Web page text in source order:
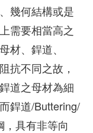
幾何結構或是
需要相當高之
材、銲道、
抗不同之故，
道之母材為細
銲道/Buttering/
具有非等向